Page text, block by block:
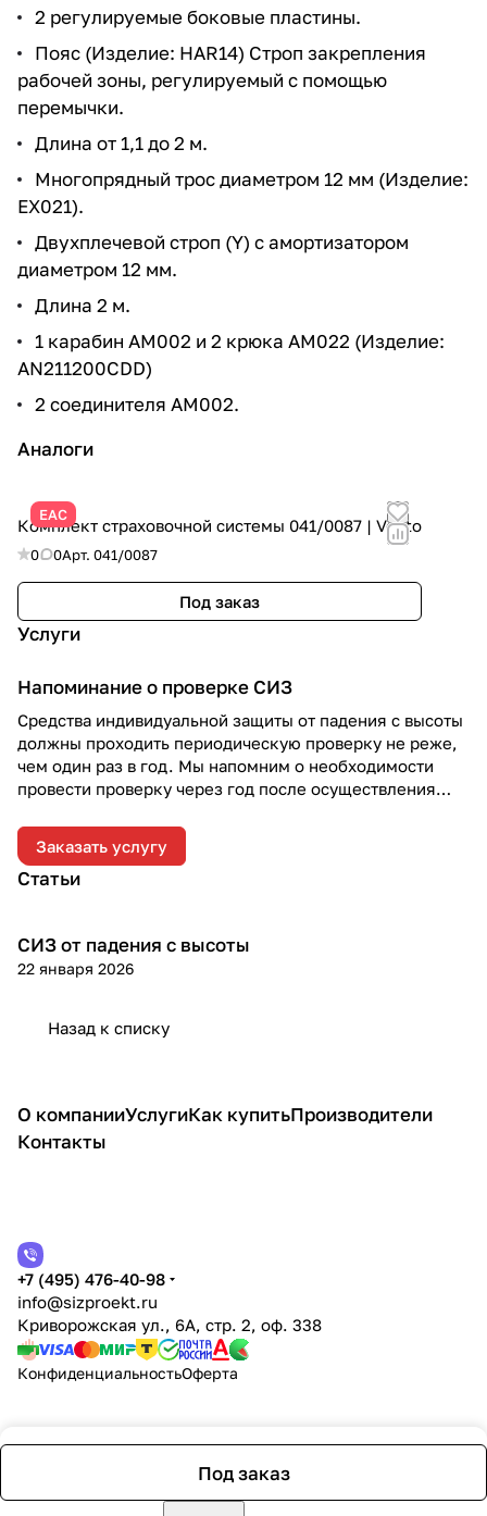
2 регулируемые боковые пластины.
Пояс (Изделие: HAR14) Строп закрепления
рабочей зоны, регулируемый с помощью
перемычки.
Длина от 1,1 до 2 м.
Многопрядный трос диаметром 12 мм (Изделие:
EX021).
Двухплечевой строп (Y) с амортизатором
диаметром 12 мм.
Длина 2 м.
1 карабин AM002 и 2 крюка AM022 (Изделие:
AN211200CDD)
2 соединителя AM002.
Аналоги
ЕАС
Комплект страховочной системы 041/0087 | Vento
0 0Арт. 041/0087
Под заказ
Услуги
Напоминание о проверке СИЗ
Средства индивидуальной защиты от падения с высоты
должны проходить периодическую проверку не реже,
чем один раз в год. Мы напомним о необходимости
провести проверку через год после осуществления
Заказать услугу
Статьи
Теория
СИЗ от падения с высоты
22 января 2026
Назад к списку
Под заказ
О компанииУслугиКак купитьПроизводители
Контакты
+7 (495) 476-40-98
info@sizproekt.ru
Криворожская ул., 6А, стр. 2, оф. 338
КонфиденциальностьОферта